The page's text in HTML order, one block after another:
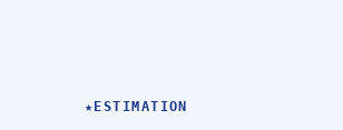
★ ESTIMATION